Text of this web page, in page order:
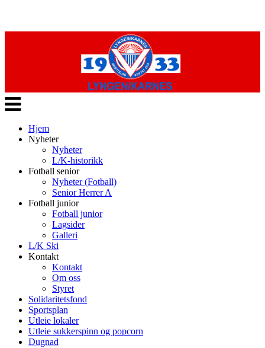
Veksle
navigasjon
Hjem
Nyheter
Nyheter
L/K-historikk
Fotball senior
Nyheter (Fotball)
Senior Herrer A
Fotball junior
Fotball junior
Lagsider
Galleri
L/K Ski
Kontakt
Kontakt
Om oss
Styret
Solidaritetsfond
Sportsplan
Utleie lokaler
Utleie sukkerspinn og popcorn
Dugnad